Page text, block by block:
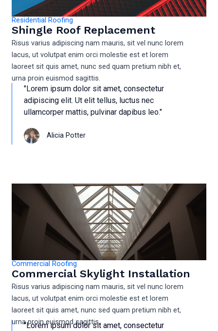
Residential Roofing
Shingle Roof Replacement
Risus varius adipiscing nam mauris, sit vel nunc lorem
lacus, ut volutpat enim orci molestie est et lorem
laoreet sit quis amet, nunc sed quam pretium nibh et,
urna proin euismod sagittis.
"Lorem ipsum dolor sit amet, consectetur
adipiscing elit. Ut elit tellus, luctus nec
ullamcorper mattis, pulvinar dapibus leo."
Alicia Potter
Commercial Roofing
Commercial Skylight Installation
Risus varius adipiscing nam mauris, sit vel nunc lorem
lacus, ut volutpat enim orci molestie est et lorem
laoreet sit quis amet, nunc sed quam pretium nibh et,
urna proin euismod sagittis.
"Lorem ipsum dolor sit amet, consectetur